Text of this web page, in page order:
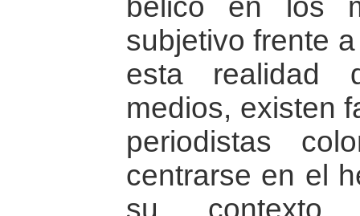
bélico en los
subjetivo frente
esta realidad
medios, existen
periodistas
centrarse en el
su contexto,